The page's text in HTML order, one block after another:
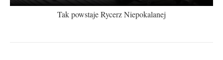
Tak powstaje Rycerz Niepokalanej